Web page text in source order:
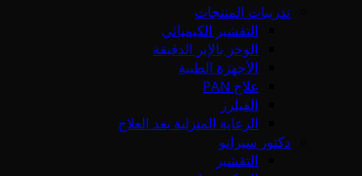
تدريبات المنتجات
التقشير الكيميائي
الوخز بالإبر الدقيقة
الأجهزة الطبية
علاج PAN
الفيلرز
الرعاية المنزلية بعد العلاج
دكتور سيرانو
التقشير